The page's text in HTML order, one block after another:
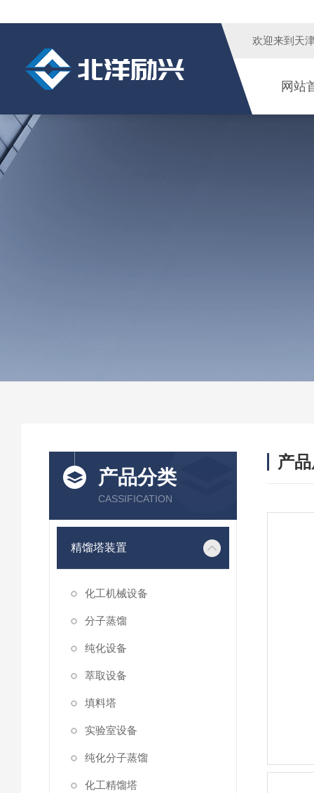
欢迎来到 天
网站
产品分类
CASSIFICATION
精馏塔装置
化工机械设备
分子蒸馏
纯化设备
萃取设备
填料塔
实验室设备
纯化分子蒸馏
化工精馏塔
产